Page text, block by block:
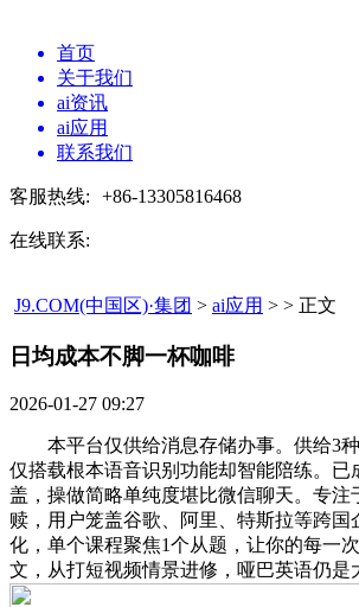
首页
关于我们
ai资讯
ai应用
联系我们
客服热线: +86-13305816468
在线联系:
J9.COM(中国区)·集团 > ai应用 > > 正文
日均成本不脚一杯咖啡​
2026-01-27 09:27
本平台仅供给消息存储办事。供给3种
仅搭载根本语音识别功能却智能陪练。
盖，操做简略单纯度堪比微信聊天。专注
赎，用户笼盖谷歌、阿里、特斯拉等跨
化，单个课程聚焦1个从题，让你的每一
文，从打短视频情景进修，哑巴英语仍是